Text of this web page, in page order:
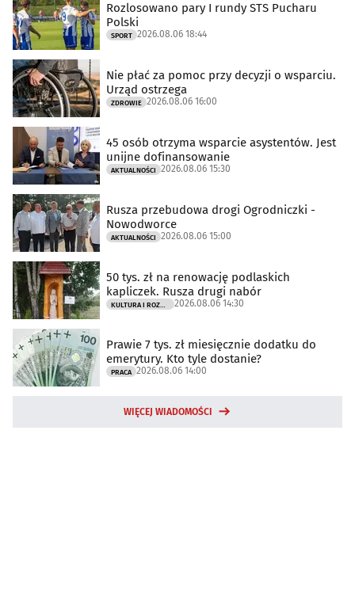
Rozlosowano pary I rundy STS Pucharu
Polski
SPORT 2026.08.06 18:44
Nie płać za pomoc przy decyzji o wsparciu.
Urząd ostrzega
ZDROWIE 2026.08.06 16:00
45 osób otrzyma wsparcie asystentów. Jest
unijne dofinansowanie
AKTUALNOŚCI 2026.08.06 15:30
Rusza przebudowa drogi Ogrodniczki -
Nowodworce
AKTUALNOŚCI 2026.08.06 15:00
50 tys. zł na renowację podlaskich
kapliczek. Rusza drugi nabór
KULTURA I ROZRYWKA 2026.08.06 14:30
Prawie 7 tys. zł miesięcznie dodatku do
emerytury. Kto tyle dostanie?
PRACA 2026.08.06 14:00
WIĘCEJ WIADOMOŚCI